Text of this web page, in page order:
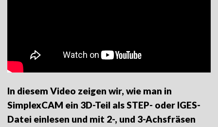
In diesem Video zeigen wir, wie man in
SimplexCAM ein 3D-Teil als STEP- oder IGES-
Datei einlesen und mit 2-, und 3-Achsfräsen